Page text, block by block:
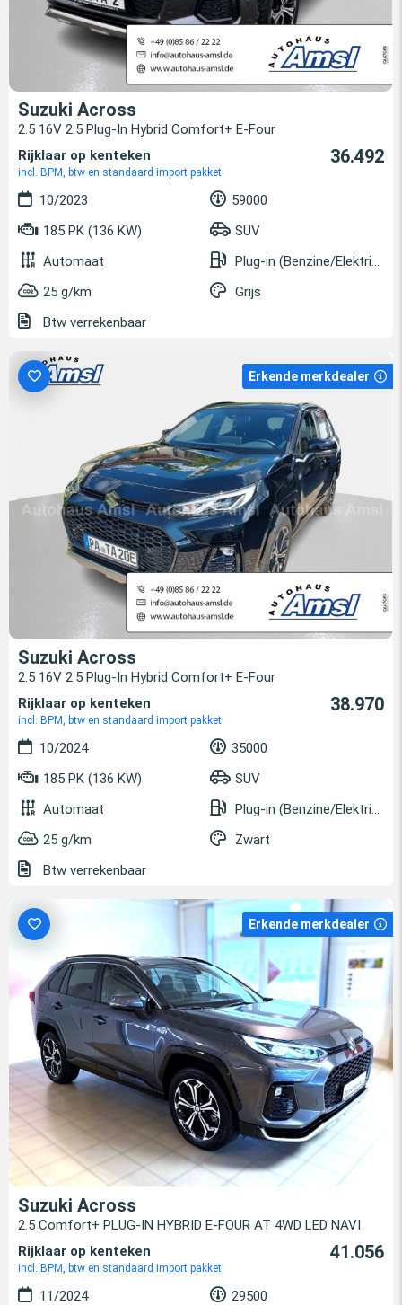
Suzuki Across
2.5 16V 2.5 Plug-In Hybrid Comfort+ E-Four
Rijklaar op kenteken
incl. BPM, btw en standaard import pakket
36.492
10/2023
59000
185 PK (136 KW)
SUV
Automaat
Plug-in (Benzine/Elektrisch)
25 g/km
Grijs
Btw verrekenbaar
Erkende merkdealer
Suzuki Across
2.5 16V 2.5 Plug-In Hybrid Comfort+ E-Four
Rijklaar op kenteken
incl. BPM, btw en standaard import pakket
38.970
10/2024
35000
185 PK (136 KW)
SUV
Automaat
Plug-in (Benzine/Elektrisch)
25 g/km
Zwart
Btw verrekenbaar
Erkende merkdealer
Suzuki Across
2.5 Comfort+ PLUG-IN HYBRID E-FOUR AT 4WD LED NAVI
Rijklaar op kenteken
incl. BPM, btw en standaard import pakket
41.056
11/2024
29500